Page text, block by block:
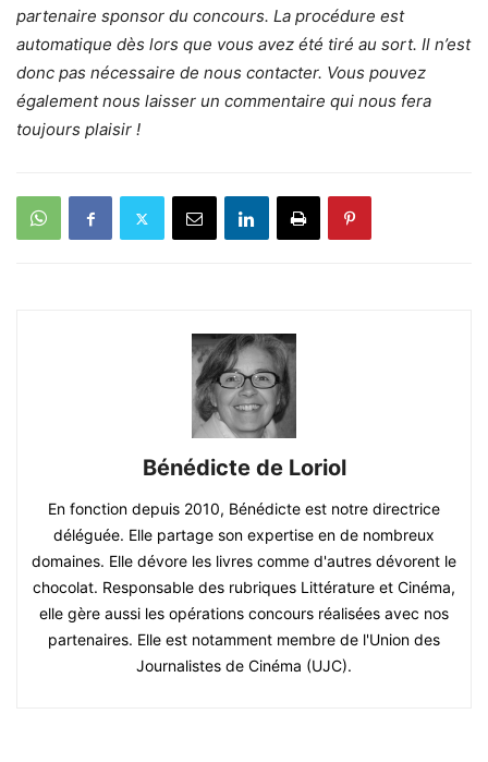
partenaire sponsor du concours. La procédure est
automatique dès lors que vous avez été tiré au sort. Il n’est
donc pas nécessaire de nous contacter. Vous pouvez
également nous laisser un commentaire qui nous fera
toujours plaisir !
Bénédicte de Loriol
En fonction depuis 2010, Bénédicte est notre directrice
déléguée. Elle partage son expertise en de nombreux
domaines. Elle dévore les livres comme d'autres dévorent le
chocolat. Responsable des rubriques Littérature et Cinéma,
elle gère aussi les opérations concours réalisées avec nos
partenaires. Elle est notamment membre de l'Union des
Journalistes de Cinéma (UJC).